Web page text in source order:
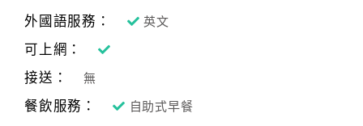
商
宣
傳
外國語服務： 英文
可上網：
接送：
無
餐飲服務： 自助式早餐